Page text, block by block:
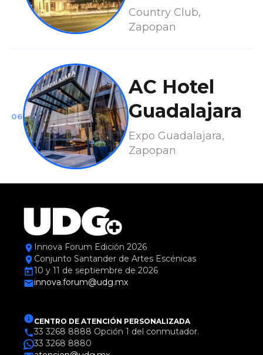
Country Club,
Zapopan
06
AC Hotel
Guadalajara
Expo Guadalajara,
Zapopan
Innova Forum Edición 2026
Conjunto Santander de Artes Escénicas
10 y 11 de septiembre de 2026
innova.forum@udg.mx
CENTRO DE ATENCIÓN PERSONALIZADA
33 3268 8888 Opción 1 del conmutador.
33 3268 8880